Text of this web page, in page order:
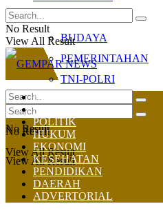
BUDAYA
PEMERINTAHAN
TNI-POLRI
No Result
View All Result
No Result
View All Result
No Result
View All Result
HOME
NASIONAL
POLITIK
HUKUM
EKONOMI
KESEHATAN
PENDIDIKAN
DAERAH
ADVERTORIAL